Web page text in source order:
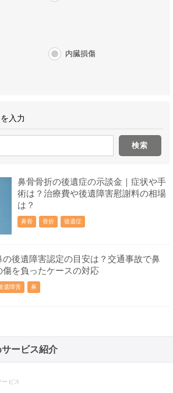
内臓損傷
入力
鼻骨骨折の後遺症の示談金｜症状や手
術は？治療費や後遺障害慰謝料の相場
は？
鼻骨 骨折 後遺症
の後遺障害認定の目安は？交通事故で鼻
傷を負ったケースの対応
遺障害 鼻
ービス紹介
ビス